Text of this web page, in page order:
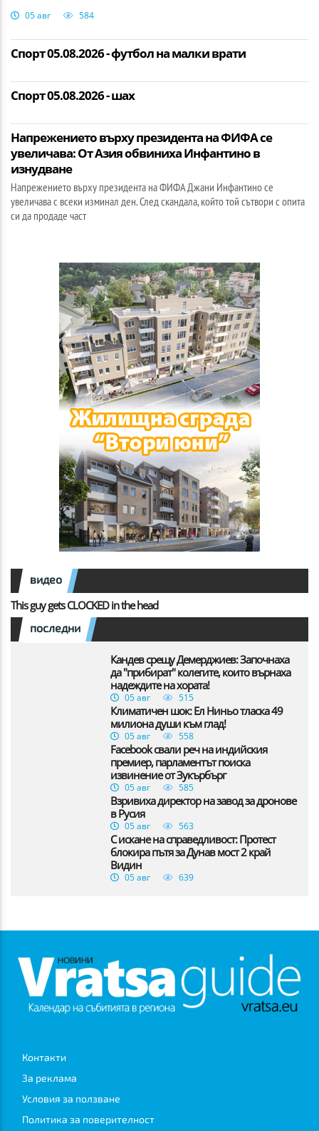
05 авг 584
Спорт 05.08.2026 - футбол на малки врати
Спорт 05.08.2026 - шах
Напрежението върху президента на ФИФА се
увеличава: От Азия обвиниха Инфантино в
изнудване
Напрежението върху президента на ФИФА Джани Инфантино се
увеличава с всеки изминал ден. След скандала, който той сътвори с опита
си да продаде част
видео
This guy gets CLOCKED in the head
последни
Кандев срещу Демерджиев: Започнаха
да "прибират" колегите, които върнаха
надеждите на хората!
05 авг 515
Климатичен шок: Ел Ниньо тласка 49
милиона души към глад!
05 авг 558
Facebook свали реч на индийския
премиер, парламентът поиска
извинение от Зукърбърг
05 авг 585
Взривиха директор на завод за дронове
в Русия
05 авг 563
С искане на справедливост: Протест
блокира пътя за Дунав мост 2 край
Видин
05 авг 639
Контакти
За реклама
Условия за ползване
Политика за поверителност